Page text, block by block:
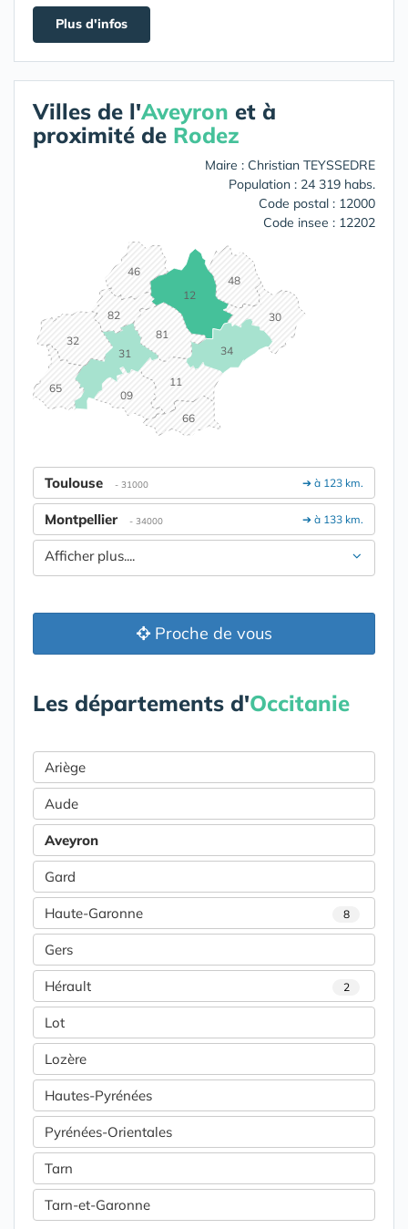
Plus d'infos
Villes de l'Aveyron et à
proximité de Rodez
Maire : Christian TEYSSEDRE
Population : 24 319 habs.
Code postal : 12000
Code insee : 12202
09
11
12
30
31
32
34
46
48
65
66
81
82
➔ à 123 km.
Toulouse - 31000
➔ à 133 km.
Montpellier - 34000
Afficher plus....
Proche de vous
Les départements d'Occitanie
Ariège
Aude
Aveyron
Gard
Haute-Garonne 8
Gers
Hérault 2
Lot
Lozère
Hautes-Pyrénées
Pyrénées-Orientales
Tarn
Tarn-et-Garonne